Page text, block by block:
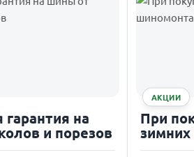
на
и порезов
АКЦИИ
При